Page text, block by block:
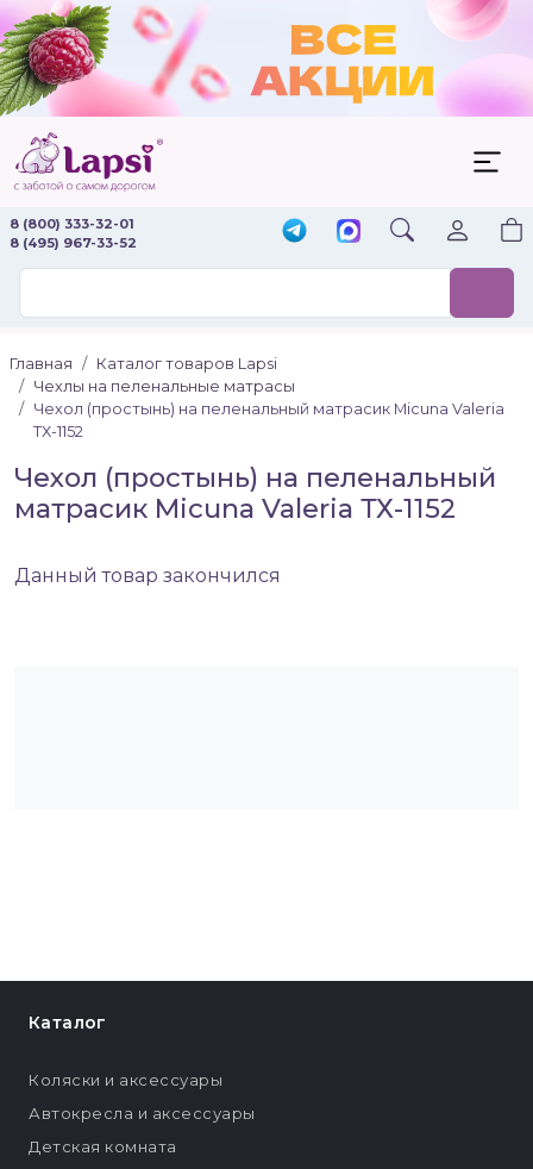
8 (800) 333-32-01
8 (495) 967-33-52
Главная
Каталог товаров Lapsi
Чехлы на пеленальные матрасы
Чехол (простынь) на пеленальный матрасик Micuna Valeria
ТХ-1152
Чехол (простынь) на пеленальный
матрасик Micuna Valeria ТХ-1152
Данный товар закончился
Каталог
Коляски и аксессуары
Автокресла и аксессуары
Детская комната